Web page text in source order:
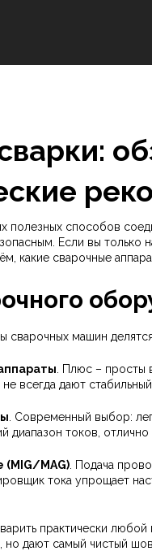
полезных способов
Если вы только
какие сварочные
сварочных машин
. Плюс – просты
всегда дают
. Современный выбор:
токов,
(MIG/MAG). Подача
тока упрощает
практически
но дают самый чистый шов.